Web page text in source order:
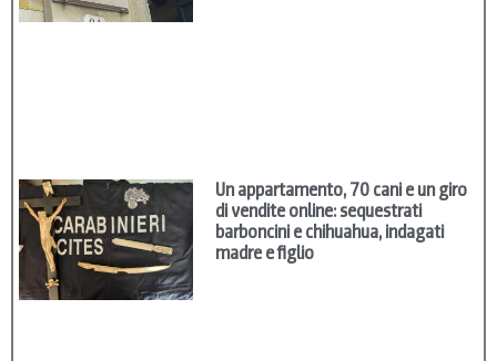
Un appartamento, 70 cani e un giro
di vendite online: sequestrati
barboncini e chihuahua, indagati
madre e figlio